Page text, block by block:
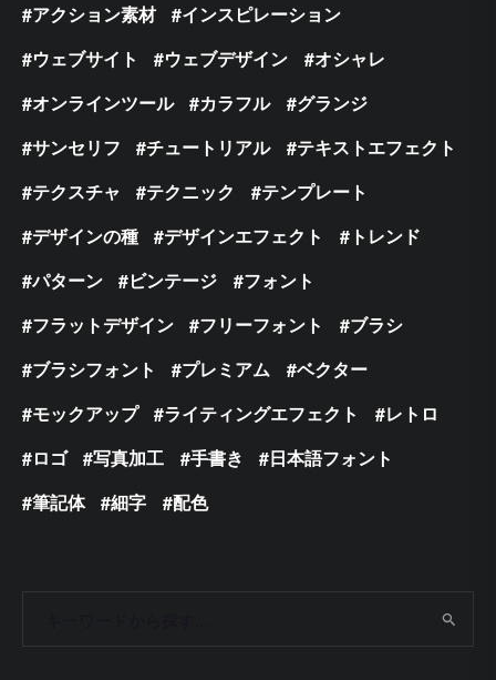
アクション素材
インスピレーション
ウェブサイト
ウェブデザイン
オシャレ
オンラインツール
カラフル
グランジ
サンセリフ
チュートリアル
テキストエフェクト
テクスチャ
テクニック
テンプレート
デザインの種
デザインエフェクト
トレンド
パターン
ビンテージ
フォント
フラットデザイン
フリーフォント
ブラシ
ブラシフォント
プレミアム
ベクター
モックアップ
ライティングエフェクト
レトロ
ロゴ
写真加工 手書き
日本語フォント
筆記体
細字 配色